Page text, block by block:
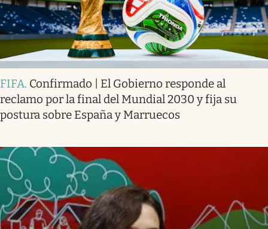
FIFA. Confirmado | El Gobierno responde al
reclamo por la final del Mundial 2030 y fija su
postura sobre España y Marruecos